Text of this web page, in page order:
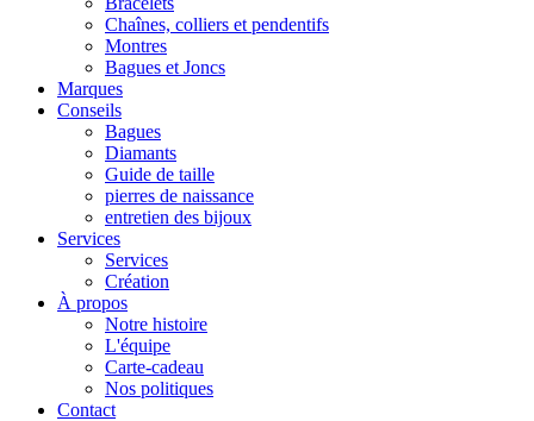
Chaînes, colliers et pendentifs
Montres
Bagues et Joncs
Marques
Conseils
Bagues
Diamants
Guide de taille
pierres de naissance
entretien des bijoux
Services
Services
Création
À propos
Notre histoire
L'équipe
Carte-cadeau
Nos politiques
Contact